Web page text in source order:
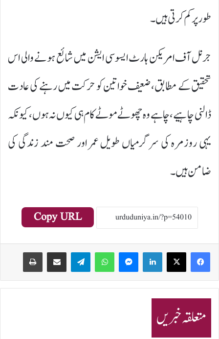
طور پر کم کرتی ہیں۔
جرنل آف امریکن ہارٹ ایسوسی ایشن میں شائع ہونے والی اس
تحقیق کے مطابق، ضعیف خواتین کو حرکت میں رہنے کی عادت
ڈالنی چاہیے، چاہے وہ چھوٹے موٹے کام ہی کیوں نہ ہوں، کیونکہ
یہی روزمرہ کی سرگرمیاں طویل عمر اور صحت مند زندگی کی
ضامن ہیں۔
Copy URL
LinkedIn
WhatsApp
Telegram
متعلقہ خبریں